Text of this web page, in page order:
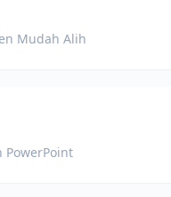
Mudah Alih
PowerPoint